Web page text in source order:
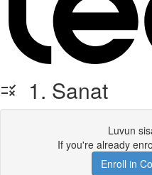
1. Sanat
Luvun
If you're already
Enroll in